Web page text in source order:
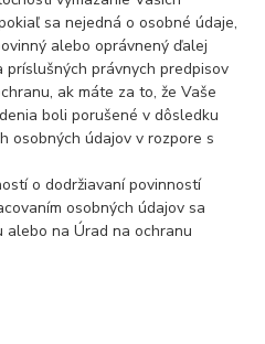
sa nejedná o osobné údaje,
alebo oprávnený ďalej
príslušných právnych predpisov
ak máte za to, že Vaše
boli porušené v dôsledku
osobných údajov v rozpore s
o dodržiavaní povinností
osobných údajov sa
alebo na Úrad na ochranu